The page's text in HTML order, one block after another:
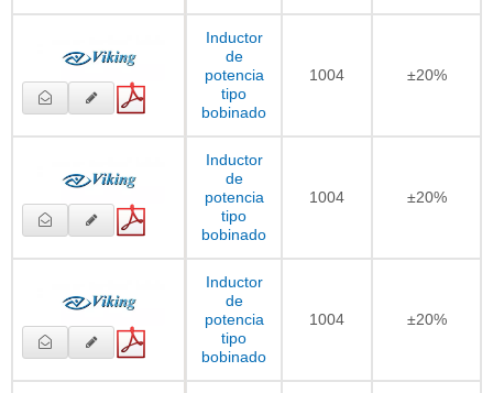
Inductor
de
potencia
tipo
bobinado
1004 ±20%
Inductor
de
potencia
tipo
bobinado
1004 ±20%
Inductor
de
potencia
tipo
bobinado
1004 ±20%